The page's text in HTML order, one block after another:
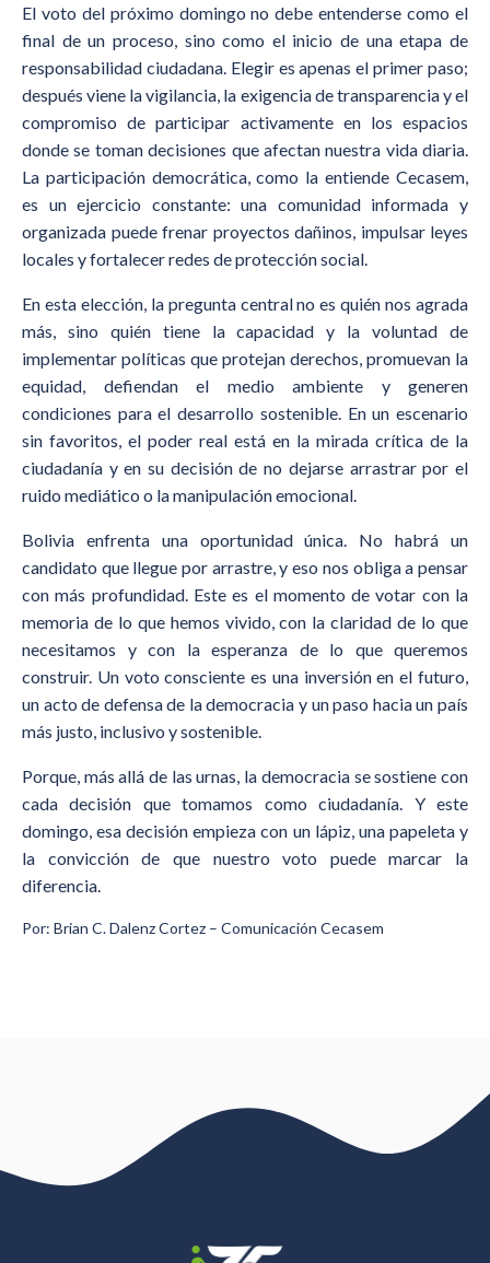
El voto del próximo domingo no debe entenderse como el
final de un proceso, sino como el inicio de una etapa de
responsabilidad ciudadana. Elegir es apenas el primer paso;
después viene la vigilancia, la exigencia de transparencia y el
compromiso de participar activamente en los espacios
donde se toman decisiones que afectan nuestra vida diaria.
La participación democrática, como la entiende Cecasem,
es un ejercicio constante: una comunidad informada y
organizada puede frenar proyectos dañinos, impulsar leyes
locales y fortalecer redes de protección social.
En esta elección, la pregunta central no es quién nos agrada
más, sino quién tiene la capacidad y la voluntad de
implementar políticas que protejan derechos, promuevan la
equidad, defiendan el medio ambiente y generen
condiciones para el desarrollo sostenible. En un escenario
sin favoritos, el poder real está en la mirada crítica de la
ciudadanía y en su decisión de no dejarse arrastrar por el
ruido mediático o la manipulación emocional.
Bolivia enfrenta una oportunidad única. No habrá un
candidato que llegue por arrastre, y eso nos obliga a pensar
con más profundidad. Este es el momento de votar con la
memoria de lo que hemos vivido, con la claridad de lo que
necesitamos y con la esperanza de lo que queremos
construir. Un voto consciente es una inversión en el futuro,
un acto de defensa de la democracia y un paso hacia un país
más justo, inclusivo y sostenible.
Porque, más allá de las urnas, la democracia se sostiene con
cada decisión que tomamos como ciudadanía. Y este
domingo, esa decisión empieza con un lápiz, una papeleta y
la convicción de que nuestro voto puede marcar la
diferencia.
Por: Brian C. Dalenz Cortez – Comunicación Cecasem